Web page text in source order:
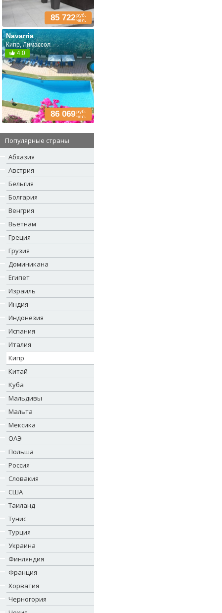
85 722руб.
чел.
Navarria
Кипр, Лимассол
4.0
86 069руб.
чел.
Популярные страны
Абхазия
Австрия
Бельгия
Болгария
Венгрия
Вьетнам
Греция
Грузия
Доминикана
Египет
Израиль
Индия
Индонезия
Испания
Италия
Кипр
Китай
Куба
Мальдивы
Мальта
Мексика
ОАЭ
Польша
Россия
Словакия
США
Таиланд
Тунис
Турция
Украина
Финляндия
Франция
Хорватия
Черногория